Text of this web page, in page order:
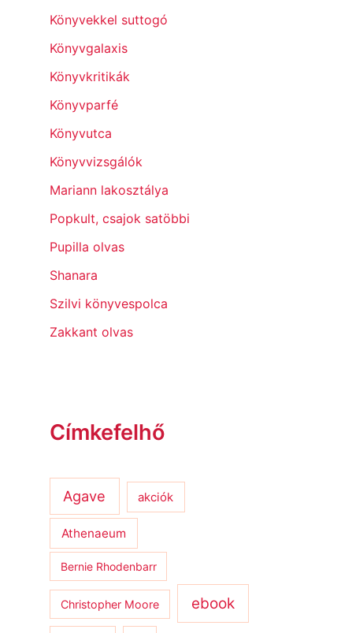
Könyvekkel suttogó
Könyvgalaxis
Könyvkritikák
Könyvparfé
Könyvutca
Könyvvizsgálók
Mariann lakosztálya
Popkult, csajok satöbbi
Pupilla olvas
Shanara
Szilvi könyvespolca
Zakkant olvas
Címkefelhő
Agave akciók
Athenaeum
Bernie Rhodenbarr
Christopher Moore ebook